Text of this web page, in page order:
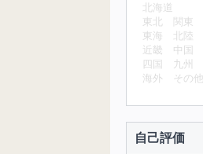
北海道
東北
関東
東海
北陸
近畿
中国
四国
九州
海外
その他
自己評価